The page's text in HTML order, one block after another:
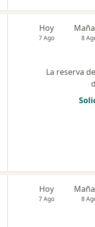
Hoy
7 Ago 8
La reserva
Hoy
7 Ago 8